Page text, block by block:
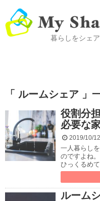
暮らしをシェ
「 ルームシェア 」
役割分
必要な
2019/10/12
一人暮らし
のですよね
ひっくるめ
ルーム